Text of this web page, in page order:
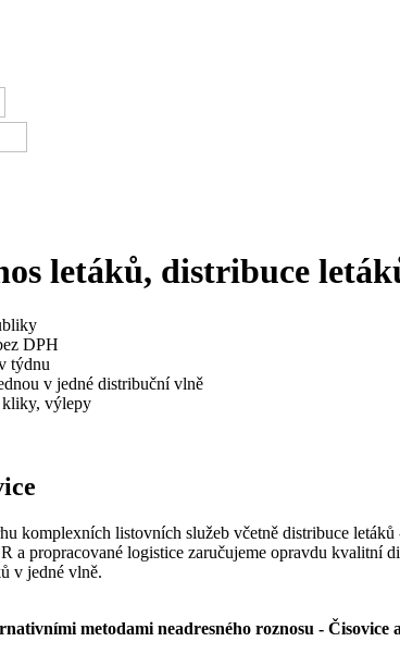
letáků, distribuce
DPH
týdnu
v jedné distribuční vlně
kliky, výlepy
komplexních listovních služeb včetně distribuce
a propracované logistice zaručujeme opravdu
v jedné vlně.
metodami neadresného roznosu - Čisovice